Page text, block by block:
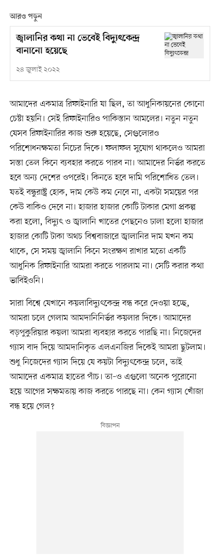
আরও পড়ুন
জ্বালানির কথা না ভেবেই বিদ্যুৎকেন্দ্র
বানানো হয়েছে
২৪ জুলাই ২০২২
আমাদের একমাত্র রিফাইনারি যা ছিল, তা আধুনিকায়নের কোনো
চেষ্টা হয়নি। সেই রিফাইনারিও পাকিস্তান আমলের। নতুন নতুন
যেসব রিফাইনারির কাজ শুরু হয়েছে, সেগুলোরও
পরিশোধনক্ষমতা নিচের দিকে। ফলাফল সুযোগ থাকলেও আমরা
সস্তা তেল কিনে ব্যবহার করতে পারব না। আমাদের নির্ভর করতে
হবে অন্য দেশের ওপরেই। কিনতে হবে দামি পরিশোধিত তেল।
যতই বন্ধুরাষ্ট্র হোক, দাম কেউ কম নেবে না, একটা সময়ের পর
কেউ বাকিও দেবে না। হাজার হাজার কোটি টাকার মেগা প্রকল্প
করা হলো, বিদ্যুৎ ও জ্বালানি খাতের পেছনেও ঢালা হলো হাজার
হাজার কোটি টাকা অথচ বিশ্ববাজারে জ্বালানির দাম যখন কম
থাকে, সে সময় জ্বালানি কিনে সংরক্ষণ রাখার মতো একটি
আধুনিক রিফাইনারি আমরা করতে পারলাম না। সেটি করার কথা
ভাবিইওনি।
সারা বিশ্বে যেখানে কয়লাবিদ্যুৎকেন্দ্র বন্ধ করে দেওয়া হচ্ছে,
আমরা চলে গেলাম আমদানিনির্ভর কয়লার দিকে। আমাদের
বড়পুকুরিয়ার কয়লা আমরা ব্যবহার করতে পারছি না। নিজেদের
গ্যাস বাদ দিয়ে আমদানিকৃত এলএনজির দিকেই আমরা ছুটলাম।
শুধু নিজেদের গ্যাস দিয়ে যে কয়টা বিদ্যুৎকেন্দ্র চলে, তাই
আমাদের একমাত্র হাতের পাঁচ। তা–ও এগুলো অনেক পুরোনো
হয়ে আগের সক্ষমতায় কাজ করতে পারছে না। কেন গ্যাস খোঁজা
বন্ধ হয়ে গেল?